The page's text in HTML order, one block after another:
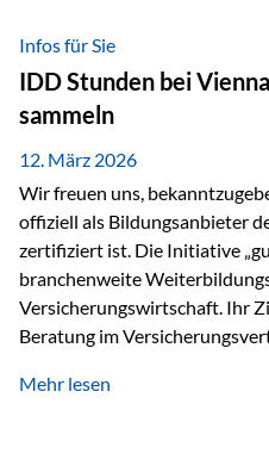
Vermögensschutz strategisch
Warum klassische
Vermögen werden erst im
Problemen führen: Hohe
zwischen Erben
Infos für Sie
IDD Stunden bei
sammeln
12. März 2026
Wir freuen uns,
offiziell als Bildungsanbieter
zertifiziert ist. Die Initiative
branchenweite
Versicherungswirtschaft. Ihr
Beratung im
Personen transparent zu
Mehr lesen